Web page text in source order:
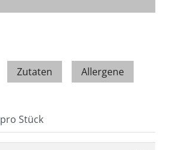
Zutaten Allergene
pro Stück